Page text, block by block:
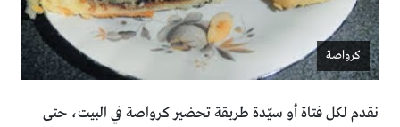
كرواصة
نقدم لكل فتاة أو سيّدة طريقة تحضير كرواصة في البيت، حتى